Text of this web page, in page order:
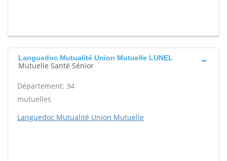
Languedoc Mutualité Union Mutuelle LUNEL
Mutuelle Santé Sénior
Département: 34
mutuelles
Languedoc Mutualité Union Mutuelle